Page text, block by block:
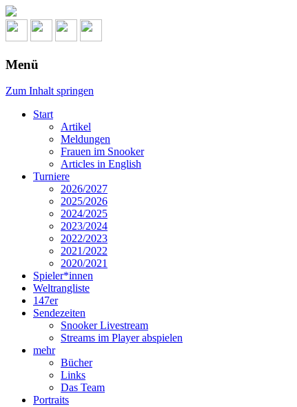
Menü
Zum Inhalt springen
Start
Artikel
Meldungen
Frauen im Snooker
Articles in English
Turniere
2026/2027
2025/2026
2024/2025
2023/2024
2022/2023
2021/2022
2020/2021
Spieler*innen
Weltrangliste
147er
Sendezeiten
Snooker Livestream
Streams im Player abspielen
mehr
Bücher
Links
Das Team
Portraits